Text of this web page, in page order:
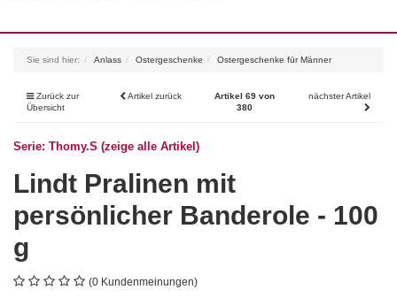
Sie sind hier: Anlass Ostergeschenke Ostergeschenke für Männer
Zurück zur
Übersicht
Artikel zurück
Artikel 69 von
380
nächster Artikel
Serie: Thomy.S (zeige alle Artikel)
Lindt Pralinen mit
persönlicher Banderole - 100
g
(0 Kundenmeinungen)